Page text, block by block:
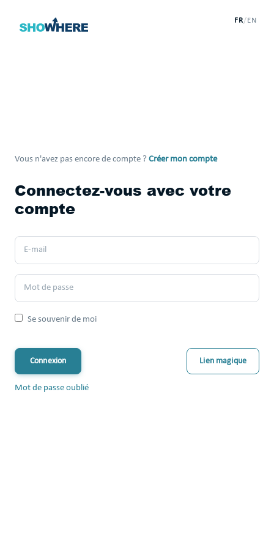
FR/EN
Vous n'avez pas encore de compte ? Créer mon compte
Connectez-vous avec votre
compte
Se souvenir de moi
Connexion Lien magique
Mot de passe oublié